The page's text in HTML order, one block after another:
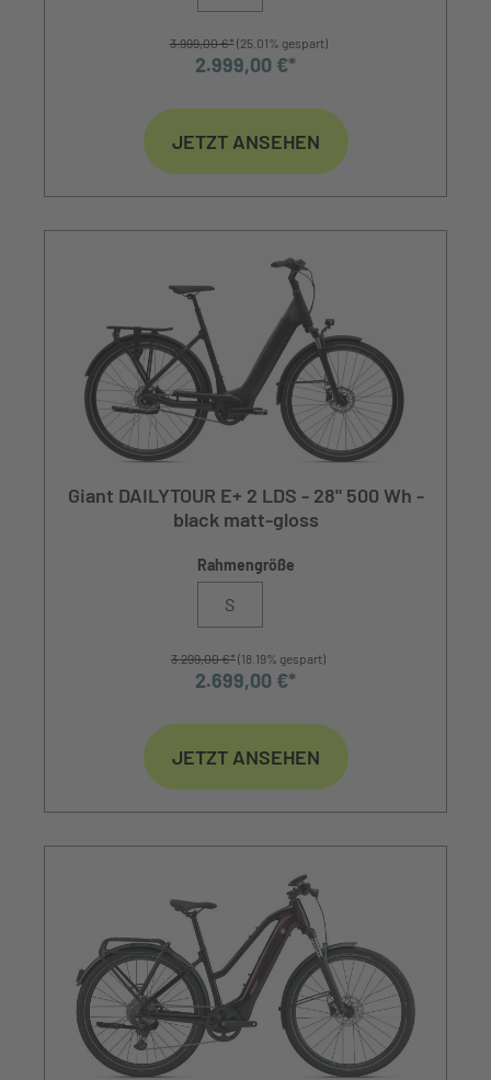
3.999,00 €*(25.01% gespart)
2.999,00 €*
JETZT ANSEHEN
Giant DAILYTOUR E+ 2 LDS - 28" 500 Wh -
black matt-gloss
Rahmengröße
S
3.299,00 €*(18.19% gespart)
2.699,00 €*
JETZT ANSEHEN